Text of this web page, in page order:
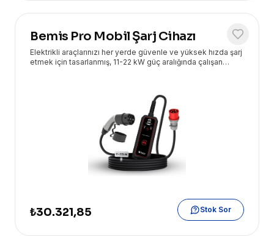
Bemis Pro Mobil Şarj Cihazı
Elektrikli araçlarınızı her yerde güvenle ve yüksek hızda şarj
etmek için tasarlanmış, 11-22 kW güç aralığında çalışan
₺30.321,85 Stok Sor